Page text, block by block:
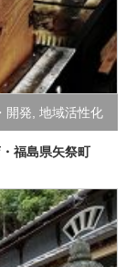
開発 地域活性化
福島県矢祭町